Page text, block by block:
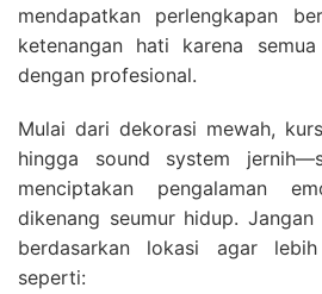
mendapatkan perlengkapan
ketenangan hati karena
dengan profesional.
Mulai dari dekorasi mewah,
hingga sound system
menciptakan pengalaman
dikenang seumur hidup.
berdasarkan lokasi agar
seperti: